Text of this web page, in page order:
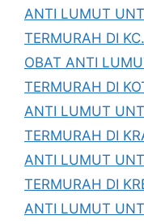
ANTI LUMUT
TERMURAH DI
OBAT ANTI
TERMURAH DI
ANTI LUMUT
TERMURAH DI
ANTI LUMUT
TERMURAH DI
ANTI LUMUT